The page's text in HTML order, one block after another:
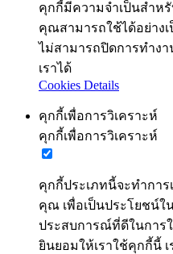
คุกกี้มีความจำเป็นสำหรั
คุณสามารถใช้ได้อย่าง
ไม่สามารถปิดการทำง
เราได้
Cookies Details
คุกกี้เพื่อการวิเคราะห์
คุกกี้เพื่อการวิเคราะห์
คุกกี้ประเภทนี้จะทำกา
คุณ เพื่อเป็นประโยชน์ใ
ประสบการณ์ที่ดีในการ
ยินยอมให้เราใช้คุกกี้นี้